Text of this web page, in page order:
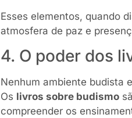
Esses elementos, quando
atmosfera de paz e
4. O poder dos
Nenhum ambiente budista
Os livros sobre budismo
compreender os